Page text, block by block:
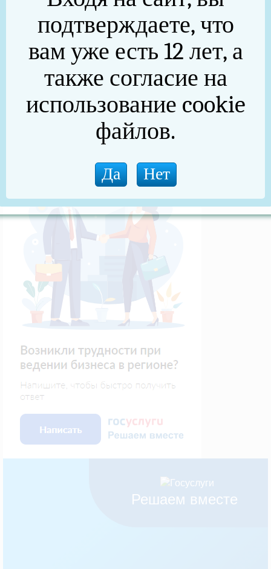
Национальные проекты
75 лет Победы в Великой Отечественной войне
(архив)
Новости прокуратуры
Решаем вместе
подтверждаете, что
вам уже есть 12 лет, а
также согласие на
использование cookie
файлов.